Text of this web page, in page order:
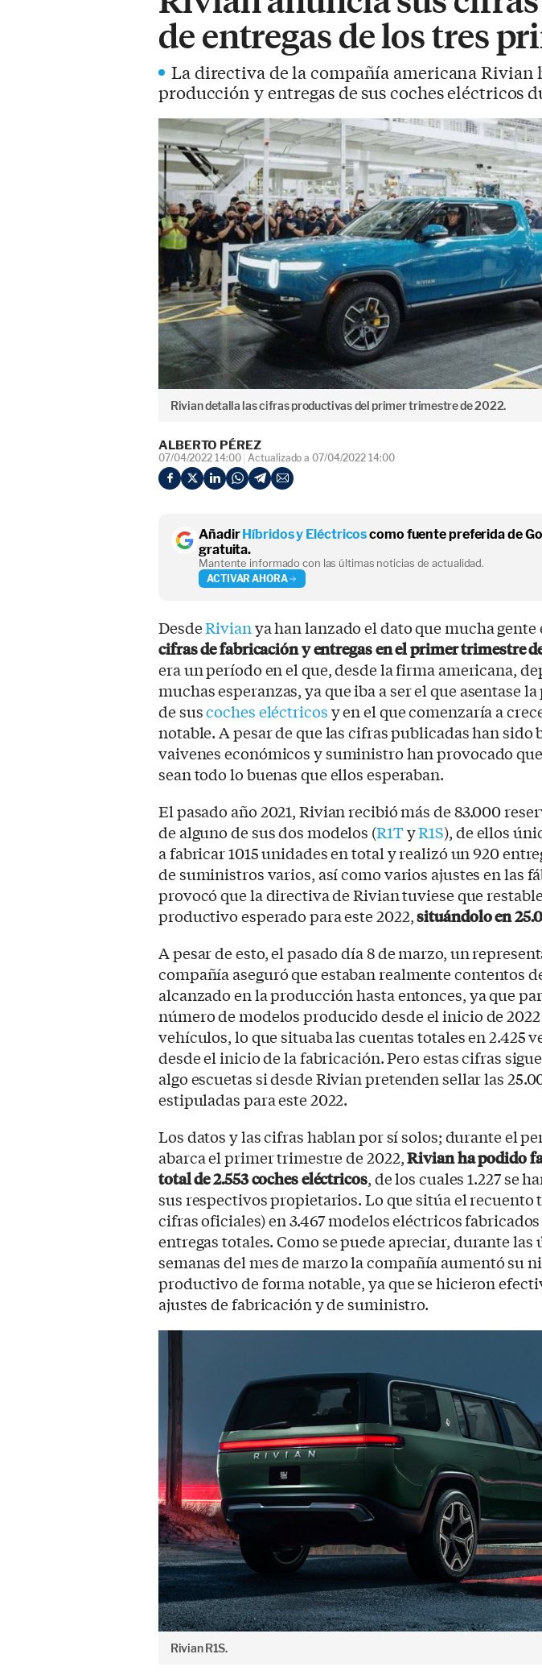
de entregas de los tres
La directiva de la compañía americana Rivian
producción y entregas de sus coches eléctricos
Rivian detalla las cifras productivas del primer trimestre de 2022.
ALBERTO PÉREZ
07/04/2022 14:00 Actualizado a 07/04/2022 14:00
AñadirHíbridos y Eléctricoscomo fuente preferida de
gratuita.
Mantente informado con las últimas noticias de actualidad.
ACTIVAR AHORA
DesdeRivianya han lanzado el dato que mucha gente
cifras de fabricación y entregas en el primer trimestre
era un período en el que, desde la firma americana,
muchas esperanzas, ya que iba a ser el que asentase
de suscoches eléctricosy en el que comenzaría a
notable. A pesar de que las cifras publicadas han sido
vaivenes económicos y suministro han provocado
sean todo lo buenas que ellos esperaban.
El pasado año 2021, Rivian recibió más de 83.000
de alguno de sus dos modelos (R1TyR1S), de ellos
a fabricar 1015 unidades en total y realizó un 920
de suministros varios, así como varios ajustes en las
provocó que la directiva de Rivian tuviese que
productivo esperado para este 2022,situándolo en
A pesar de esto, el pasado día 8 de marzo, un
compañía aseguró que estaban realmente contentos
alcanzado en la producción hasta entonces, ya que
número de modelos producido desde el inicio de 2022
vehículos, lo que situaba las cuentas totales en 2.425
desde el inicio de la fabricación. Pero estas cifras
algo escuetas si desde Rivian pretenden sellar las
estipuladas para este 2022.
Los datos y las cifras hablan por sí solos; durante el
abarca el primer trimestre de 2022,Rivian ha podido
total de 2.553 coches eléctricos, de los cuales 1.227 se
sus respectivos propietarios. Lo que sitúa el recuento
cifras oficiales) en 3.467 modelos eléctricos fabricados
entregas totales. Como se puede apreciar, durante las
semanas del mes de marzo la compañía aumentó su
productivo de forma notable, ya que se hicieron
ajustes de fabricación y de suministro.
Rivian R1S.